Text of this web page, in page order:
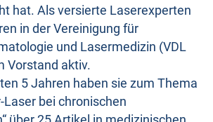
hat. Als versierte Laserexperten
in der Vereinigung für
und Lasermedizin (VDL
Vorstand aktiv.
5 Jahren haben sie zum Thema
Laser bei chronischen